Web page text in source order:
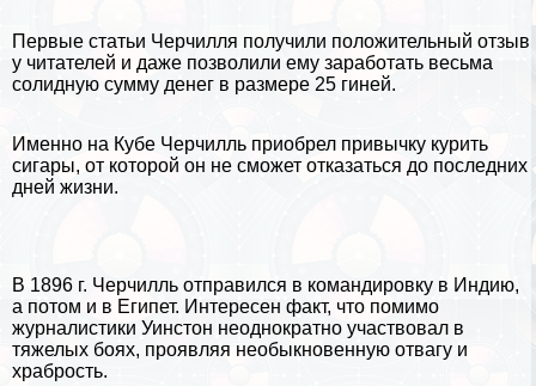
Первые статьи Черчилля получили положительный отзыв
у читателей и даже позволили ему заработать весьма
солидную сумму денег в размере 25 гиней.
Именно на Кубе Черчилль приобрел привычку курить
сигары, от которой он не сможет отказаться до последних
дней жизни.
В 1896 г. Черчилль отправился в комaндировку в Индию,
а потом и в Египет. Интересен факт, что помимо
журналистики Уинстон неоднократно участвовал в
тяжелых боях, проявляя необыкновенную отвагу и
храбрость.